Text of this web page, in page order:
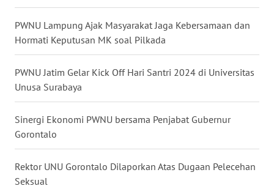
PWNU Lampung Ajak Masyarakat Jaga Kebersamaan dan
Hormati Keputusan MK soal Pilkada
PWNU Jatim Gelar Kick Off Hari Santri 2024 di Universitas
Unusa Surabaya
Sinergi Ekonomi PWNU bersama Penjabat Gubernur
Gorontalo
Rektor UNU Gorontalo Dilaporkan Atas Dugaan Pelecehan
Seksual
WN
KALTARA
KALSEL
KALTIM
SULSEL